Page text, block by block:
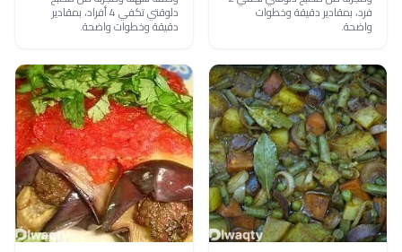
فرد، بمقادير دقيقة وخطوات
واضحة.
دلوقتي تكفي 4 أفراد، بمقادير
دقيقة وخطوات واضحة.